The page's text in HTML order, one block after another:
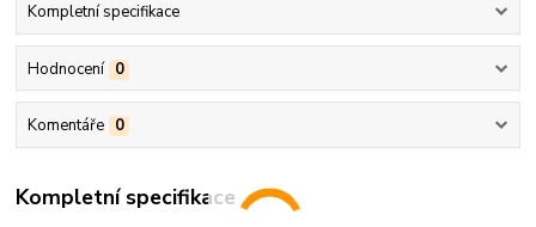
Kompletní specifikace
Hodnocení 0
Komentáře 0
Kompletní specifikace